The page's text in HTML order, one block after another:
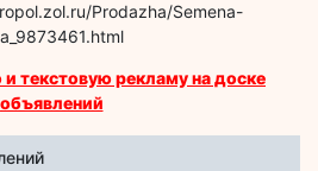
Prodazha/Semena-
текстовую рекламу на доске
объявлений